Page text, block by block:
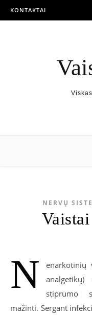
KONTAKTAI
NERVŲ
N
enarkotinių
stiprumo
mažinti. Sergant